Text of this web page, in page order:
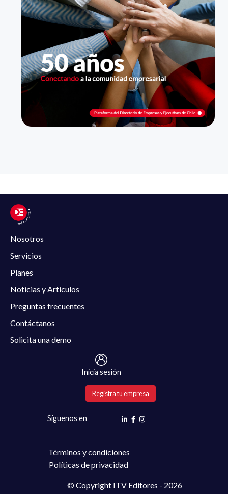
Nosotros
Servicios
Planes
Noticias y Artículos
Preguntas frecuentes
Contáctanos
Solicita una demo
Inicia sesión
Registra tu empresa
Síguenos en
Términos y condiciones
Políticas de privacidad
© Copyright ITV Editores - 2026